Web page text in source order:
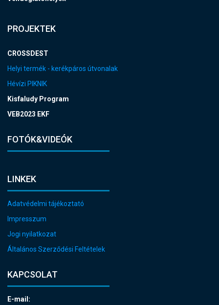
PROJEKTEK
CROSSDEST
Helyi termék - kerékpáros útvonalak
Hévízi PIKNIK
Kisfaludy Program
VEB2023 EKF
FOTÓK&VIDEÓK
LINKEK
Adatvédelmi tájékoztató
Impresszum
Jogi nyilatkozat
Általános Szerződési Feltételek
KAPCSOLAT
E-mail: